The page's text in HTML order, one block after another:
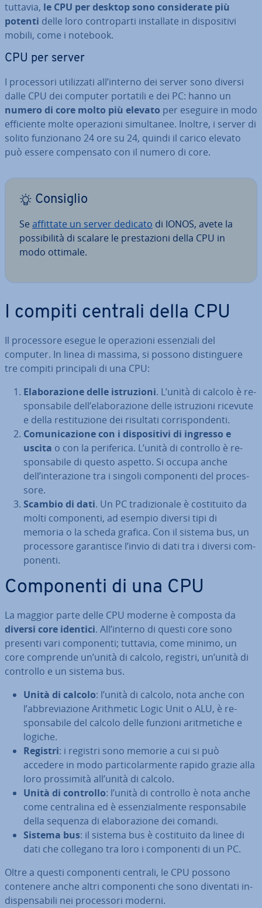
tuttavia, le CPU per desktop sono con­si­de­ra­te più
potenti delle loro con­tro­par­ti in­stal­la­te in di­spo­si­ti­vi
mobili, come i notebook.
CPU per server
I pro­ces­so­ri uti­liz­za­ti all’interno dei server sono diversi
dalle CPU dei computer portatili e dei PC: hanno un
numero di core molto più elevato per eseguire in modo
ef­fi­cien­te molte ope­ra­zio­ni si­mul­ta­nee. Inoltre, i server di
solito fun­zio­na­no 24 ore su 24, quindi il carico elevato
può essere com­pen­sa­to con il numero di core.
Consiglio
Se affittate un server dedicato di IONOS, avete la
pos­si­bi­li­tà di scalare le pre­sta­zio­ni della CPU in
modo ottimale.
I compiti centrali della CPU
Il pro­ces­so­re esegue le ope­ra­zio­ni es­sen­zia­li del
computer. In linea di massima, si possono di­stin­gue­re
tre compiti prin­ci­pa­li di una CPU:
Ela­bo­ra­zio­ne delle istru­zio­ni. L’unità di calcolo è re­
spon­sa­bi­le dell’ela­bo­ra­zio­ne delle istru­zio­ni ricevute
e della re­sti­tu­zio­ne dei risultati cor­ri­spon­den­ti.
Co­mu­ni­ca­zio­ne con i di­spo­si­ti­vi di ingresso e
uscita o con la pe­ri­fe­ri­ca. L’unità di controllo è re­
spon­sa­bi­le di questo aspetto. Si occupa anche
dell’in­te­ra­zio­ne tra i singoli com­po­nen­ti del pro­ces­
so­re.
Scambio di dati. Un PC tra­di­zio­na­le è co­sti­tui­to da
molti com­po­nen­ti, ad esempio diversi tipi di
memoria o la scheda grafica. Con il sistema bus, un
pro­ces­so­re ga­ran­ti­sce l’invio di dati tra i diversi com­
po­nen­ti.
Com­po­nen­ti di una CPU
La maggior parte delle CPU moderne è composta da
diversi core identici. All’interno di questi core sono
presenti vari com­po­nen­ti; tuttavia, come minimo, un
core comprende un’unità di calcolo, registri, un’unità di
controllo e un sistema bus.
Unità di calcolo: l’unità di calcolo, nota anche con
l’ab­bre­via­zio­ne Ari­th­me­tic Logic Unit o ALU, è re­
spon­sa­bi­le del calcolo delle funzioni arit­me­ti­che e
logiche.
Registri: i registri sono memorie a cui si può
accedere in modo par­ti­co­lar­men­te rapido grazie alla
loro pros­si­mi­tà all’unità di calcolo.
Unità di controllo: l’unità di controllo è nota anche
come cen­tra­li­na ed è es­sen­zial­men­te re­spon­sa­bi­le
della sequenza di ela­bo­ra­zio­ne dei comandi.
Sistema bus: il sistema bus è co­sti­tui­to da linee di
dati che collegano tra loro i com­po­nen­ti di un PC.
Oltre a questi com­po­nen­ti centrali, le CPU possono
contenere anche altri com­po­nen­ti che sono diventati in­
di­spen­sa­bi­li nei pro­ces­so­ri moderni.